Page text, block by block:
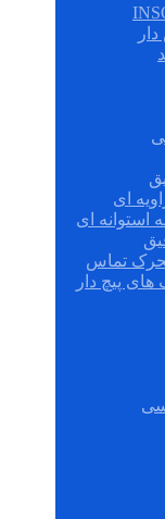
ای
استوانه ای
تماس
پیچ دار